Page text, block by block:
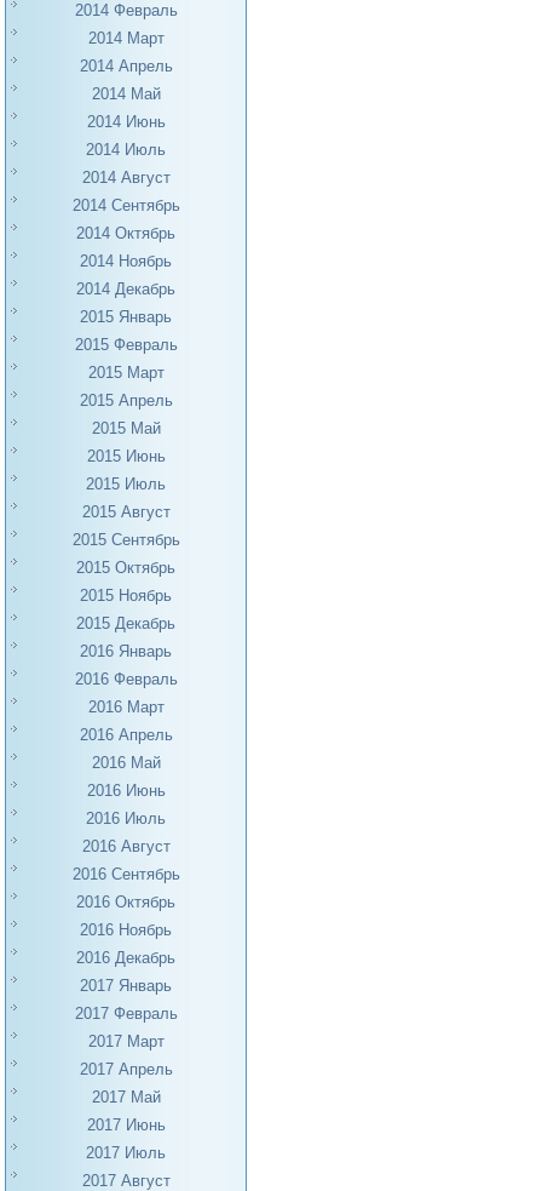
2014 Февраль
2014 Март
2014 Апрель
2014 Май
2014 Июнь
2014 Июль
2014 Август
2014 Сентябрь
2014 Октябрь
2014 Ноябрь
2014 Декабрь
2015 Январь
2015 Февраль
2015 Март
2015 Апрель
2015 Май
2015 Июнь
2015 Июль
2015 Август
2015 Сентябрь
2015 Октябрь
2015 Ноябрь
2015 Декабрь
2016 Январь
2016 Февраль
2016 Март
2016 Апрель
2016 Май
2016 Июнь
2016 Июль
2016 Август
2016 Сентябрь
2016 Октябрь
2016 Ноябрь
2016 Декабрь
2017 Январь
2017 Февраль
2017 Март
2017 Апрель
2017 Май
2017 Июнь
2017 Июль
2017 Август